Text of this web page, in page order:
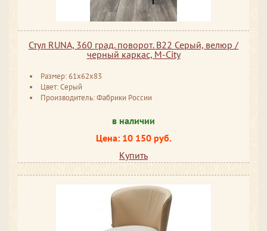
Стул RUNA, 360 град. поворот. B22 Серый, велюр /
черный каркас, М-City
Размер: 61x62x83
Цвет: Серый
Производитель: Фабрики России
в наличии
Цена: 10 150 руб.
Купить